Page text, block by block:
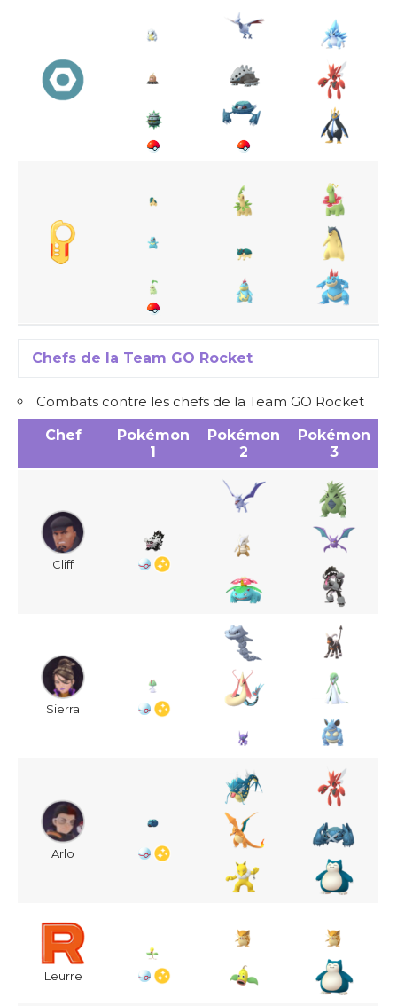
Chefs de la Team GO Rocket
Combats contre les chefs de la Team GO Rocket
Chef
Pokémon
1
Pokémon
2
Pokémon
3
Cliff
Sierra
Arlo
Leurre